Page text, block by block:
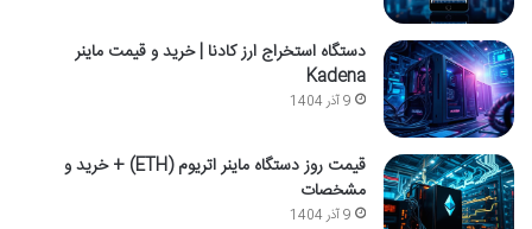
دستگاه استخراج ارز کادنا | خرید و قیمت ماینر
Kadena
9 آذر 1404
قیمت روز دستگاه ماینر اتریوم (ETH) + خرید و
مشخصات
9 آذر 1404